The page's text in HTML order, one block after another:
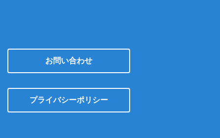
お問い合わせ
プライバシーポリシー